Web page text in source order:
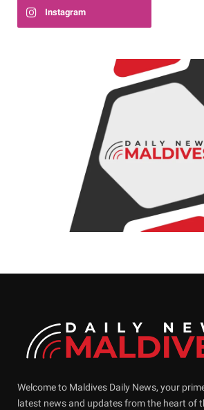
Instagram
Welcome to Maldives Daily News, your
latest news and updates from the heart of